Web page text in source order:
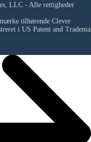
LLC - Alle rettigheder
tilhørende Clever
i US Patent and